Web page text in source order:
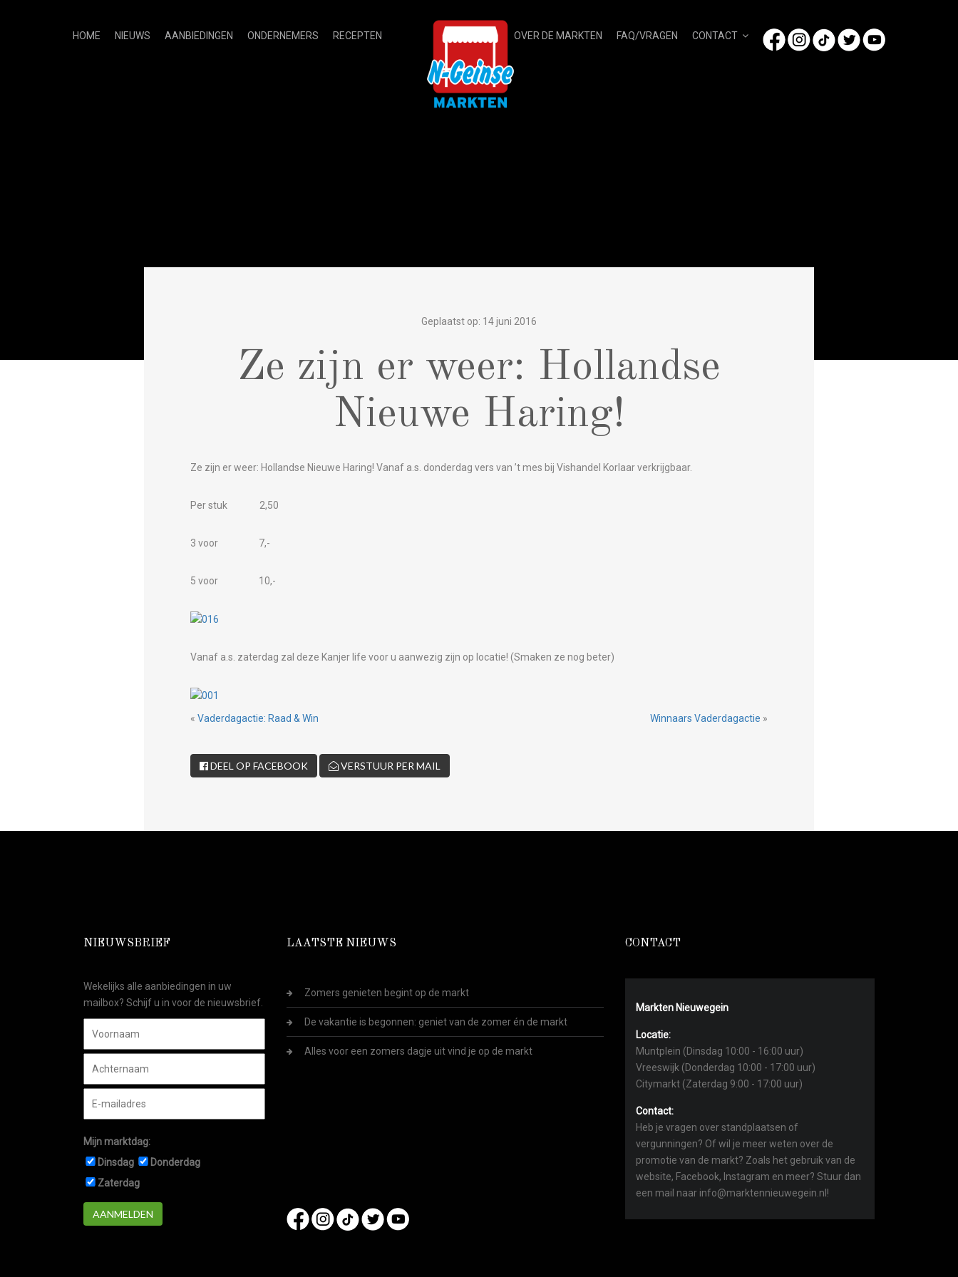
HOME NIEUWS AANBIEDINGEN ONDERNEMERS RECEPTEN OVER DE MARKTEN FAQ/VRAGEN CONTACT
Geplaatst op: 14 juni 2016
Ze zijn er weer: Hollandse
Nieuwe Haring!
Ze zijn er weer: Hollandse Nieuwe Haring! Vanaf a.s. donderdag vers van ’t mes bij Vishandel Korlaar verkrijgbaar.
Per stuk 2,50
3 voor 7,-
5 voor 10,-
Vanaf a.s. zaterdag zal deze Kanjer life voor u aanwezig zijn op locatie! (Smaken ze nog beter)
« Vaderdagactie: Raad & Win Winnaars Vaderdagactie »
DEEL OP FACEBOOK VERSTUUR PER MAIL
NIEUWSBRIEF
Wekelijks alle aanbiedingen in uw
mailbox? Schijf u in voor de nieuwsbrief.
Mijn marktdag:
Dinsdag
Donderdag
Zaterdag
AANMELDEN
LAATSTE NIEUWS
Zomers genieten begint op de markt
De vakantie is begonnen: geniet van de zomer én de markt
Alles voor een zomers dagje uit vind je op de markt
CONTACT
Markten Nieuwegein
Locatie:
Muntplein (Dinsdag 10:00 - 16:00 uur)
Vreeswijk (Donderdag 10:00 - 17:00 uur)
Citymarkt (Zaterdag 9:00 - 17:00 uur)
Contact:
Heb je vragen over standplaatsen of
vergunningen? Of wil je meer weten over de
promotie van de markt? Zoals het gebruik van de
website, Facebook, Instagram en meer? Stuur dan
een mail naar info@marktennieuwegein.nl!